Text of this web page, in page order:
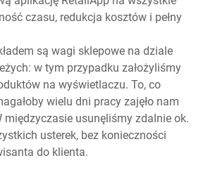
czasu, redukcja kosztów i pełny
są wagi sklepowe na dziale
w tym przypadku założyliśmy
na wyświetlaczu. To, co
wielu dni pracy zajęło nam
międzyczasie usunęliśmy zdalnie ok.
usterek, bez konieczności
do klienta.